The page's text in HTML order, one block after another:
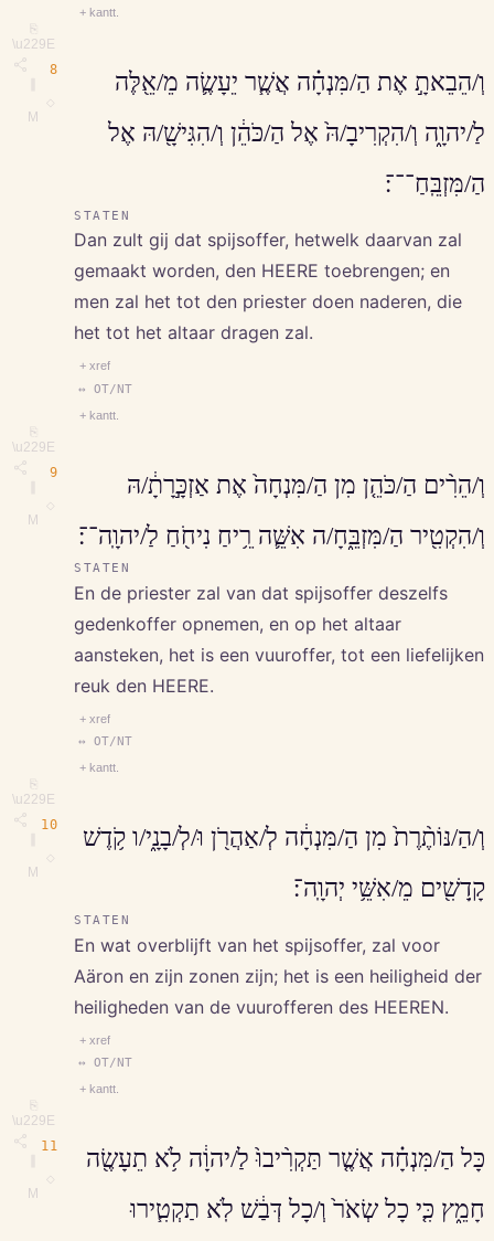
⎘
\u229E
M
+ kantt.
8
⎘
\u229E
M
וְ/הֵבֵאתָ֣ אֶת הַ/מִּנְחָ֗ה אֲשֶׁ֧ר יֵעָשֶׂ֛ה מֵ/אֵ֖לֶּה
לַ/יהוָ֑ה וְ/הִקְרִיבָ/הּ֙ אֶל הַ/כֹּהֵ֔ן וְ/הִגִּישָׁ֖/הּ אֶל
הַ/מִּזְבֵּֽחַ־־־׃
STATEN
Dan zult gij dat spijsoffer, hetwelk daarvan zal
gemaakt worden, den HEERE toebrengen; en
men zal het tot den priester doen naderen, die
het tot het altaar dragen zal.
+ xref
↔ OT/NT
+ kantt.
9
⎘
\u229E
M
וְ/הֵרִ֨ים הַ/כֹּהֵ֤ן מִן הַ/מִּנְחָה֙ אֶת אַזְכָּ֣רָתָ֔/הּ
וְ/הִקְטִ֖יר הַ/מִּזְבֵּ֑חָ/ה אִשֵּׁ֛ה רֵ֥יחַ נִיחֹ֖חַ לַ/יהוָֽה־־׃
STATEN
En de priester zal van dat spijsoffer deszelfs
gedenkoffer opnemen, en op het altaar
aansteken, het is een vuuroffer, tot een liefelijken
reuk den HEERE.
+ xref
↔ OT/NT
+ kantt.
10
⎘
\u229E
M
וְ/הַ/נּוֹתֶ֨רֶת֙ מִן הַ/מִּנְחָ֔ה לְ/אַהֲרֹ֖ן וּ/לְ/בָנָ֑י/ו קֹ֥דֶשׁ
קָֽדָשִׁ֖ים מֵ/אִשֵּׁ֥י יְהוָֽה־׃
STATEN
En wat overblijft van het spijsoffer, zal voor
Aäron en zijn zonen zijn; het is een heiligheid der
heiligheden van de vuurofferen des HEEREN.
+ xref
↔ OT/NT
+ kantt.
11
כָּל הַ/מִּנְחָ֗ה אֲשֶׁ֤ר תַּקְרִ֨יבוּ֙ לַ/יהוָ֔ה לֹ֥א תֵעָשֶׂ֖ה
חָמֵ֑ץ כִּ֤י כָל שְׂאֹר֙ וְ/כָל דְּבַ֔שׁ לֹֽא תַקְטִ֧ירוּ